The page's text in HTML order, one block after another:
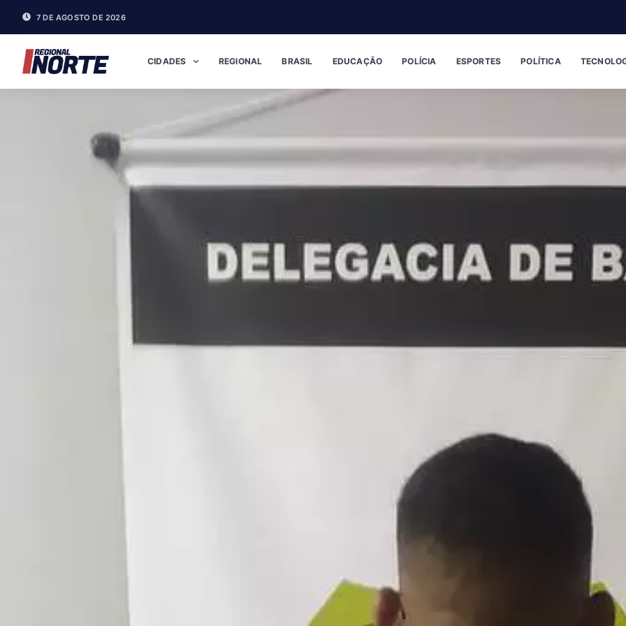
7 DE AGOSTO DE 2026
CIDADES REGIONAL BRASIL EDUCAÇÃO POLÍCIA ESPORTES POLÍTICA